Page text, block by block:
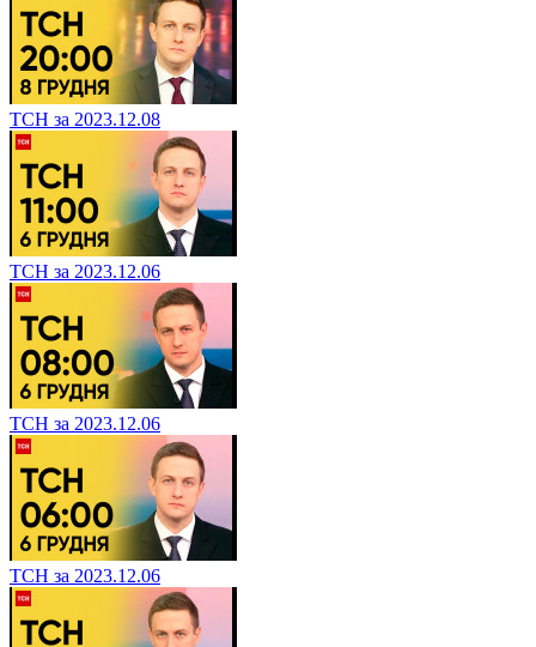
ТСН за 2023.12.08
ТСН за 2023.12.06
ТСН за 2023.12.06
ТСН за 2023.12.06